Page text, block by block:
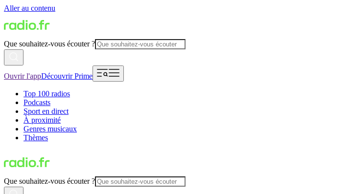
Aller au contenu
Que souhaitez-vous écouter ?
Ouvrir l'appDécouvrir Prime
Top 100 radios
Podcasts
Sport en direct
À proximité
Genres musicaux
Thèmes
Que souhaitez-vous écouter ?